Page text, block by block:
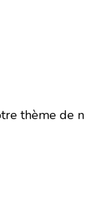
thème de n